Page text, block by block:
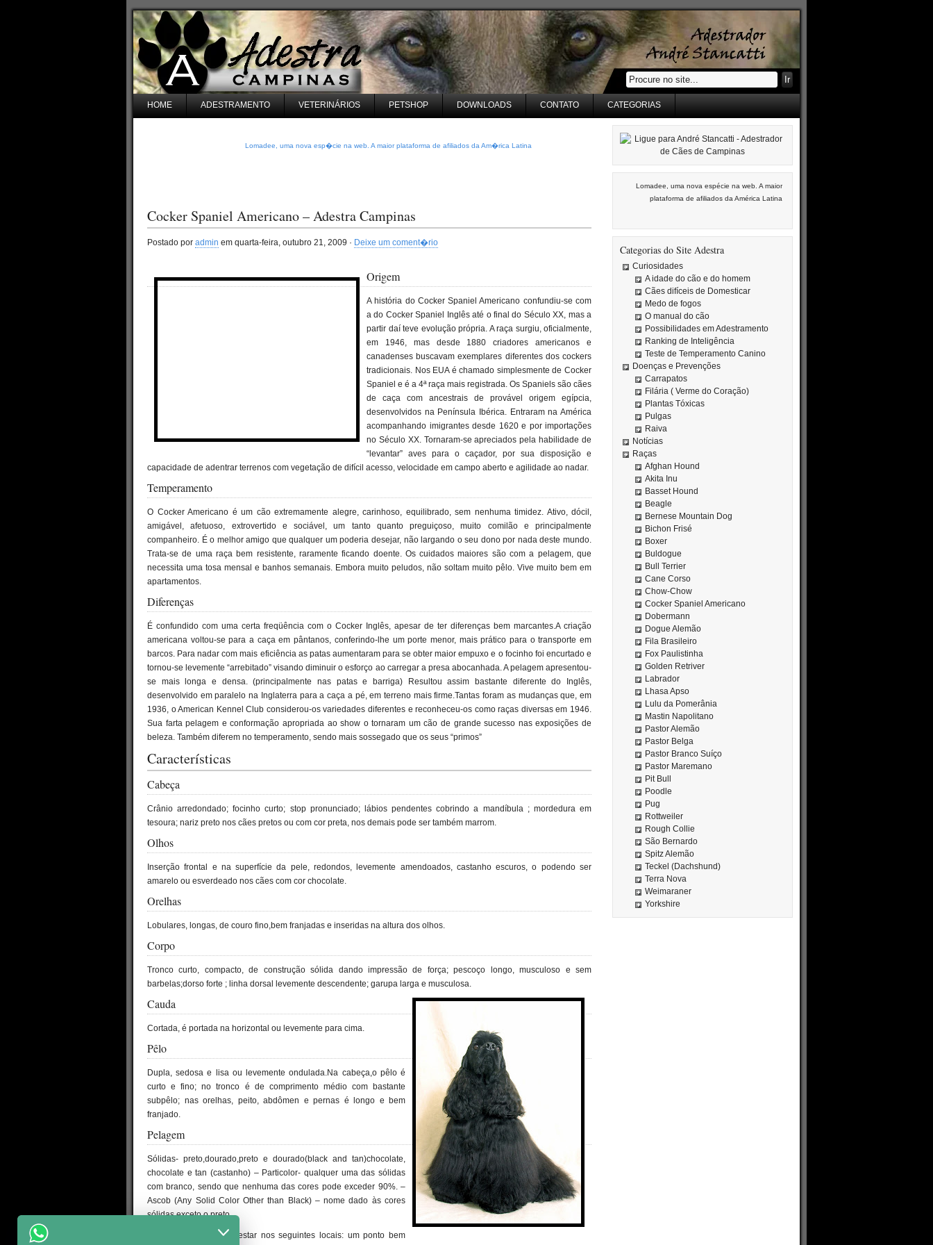
HOME ADESTRAMENTO VETERINÁRIOS PETSHOP DOWNLOADS CONTATO CATEGORIAS
Lomadee, uma nova esp�cie na web. A maior plataforma de afiliados da Am�rica Latina
Cocker Spaniel Americano – Adestra Campinas
Postado por admin em quarta-feira, outubro 21, 2009 · Deixe um coment�rio
Origem
A história do Cocker Spaniel Americano confundiu-se com
a do Cocker Spaniel Inglês até o final do Século XX, mas a
partir daí teve evolução própria. A raça surgiu, oficialmente,
em 1946, mas desde 1880 criadores americanos e
canadenses buscavam exemplares diferentes dos cockers
tradicionais. Nos EUA é chamado simplesmente de Cocker
Spaniel e é a 4ª raça mais registrada. Os Spaniels são cães
de caça com ancestrais de provável origem egípcia,
desenvolvidos na Península Ibérica. Entraram na América
acompanhando imigrantes desde 1620 e por importações
no Século XX. Tornaram-se apreciados pela habilidade de
“levantar” aves para o caçador, por sua disposição e
capacidade de adentrar terrenos com vegetação de difícil acesso, velocidade em campo aberto e agilidade ao nadar.
Temperamento
O Cocker Americano é um cão extremamente alegre, carinhoso, equilibrado, sem nenhuma timidez. Ativo, dócil,
amigável, afetuoso, extrovertido e sociável, um tanto quanto preguiçoso, muito comilão e principalmente
companheiro. É o melhor amigo que qualquer um poderia desejar, não largando o seu dono por nada deste mundo.
Trata-se de uma raça bem resistente, raramente ficando doente. Os cuidados maiores são com a pelagem, que
necessita uma tosa mensal e banhos semanais. Embora muito peludos, não soltam muito pêlo. Vive muito bem em
apartamentos.
Diferenças
É confundido com uma certa freqüência com o Cocker Inglês, apesar de ter diferenças bem marcantes.A criação
americana voltou-se para a caça em pântanos, conferindo-lhe um porte menor, mais prático para o transporte em
barcos. Para nadar com mais eficiência as patas aumentaram para se obter maior empuxo e o focinho foi encurtado e
tornou-se levemente “arrebitado” visando diminuir o esforço ao carregar a presa abocanhada. A pelagem apresentou-
se mais longa e densa. (principalmente nas patas e barriga) Resultou assim bastante diferente do Inglês,
desenvolvido em paralelo na Inglaterra para a caça a pé, em terreno mais firme.Tantas foram as mudanças que, em
1936, o American Kennel Club considerou-os variedades diferentes e reconheceu-os como raças diversas em 1946.
Sua farta pelagem e conformação apropriada ao show o tornaram um cão de grande sucesso nas exposições de
beleza. Também diferem no temperamento, sendo mais sossegado que os seus “primos”
Características
Cabeça
Crânio arredondado; focinho curto; stop pronunciado; lábios pendentes cobrindo a mandíbula ; mordedura em
tesoura; nariz preto nos cães pretos ou com cor preta, nos demais pode ser também marrom.
Olhos
Inserção frontal e na superfície da pele, redondos, levemente amendoados, castanho escuros, o podendo ser
amarelo ou esverdeado nos cães com cor chocolate.
Orelhas
Lobulares, longas, de couro fino,bem franjadas e inseridas na altura dos olhos.
Corpo
Tronco curto, compacto, de construção sólida dando impressão de força; pescoço longo, musculoso e sem
barbelas;dorso forte ; linha dorsal levemente descendente; garupa larga e musculosa.
Cauda
Cortada, é portada na horizontal ou levemente para cima.
Pêlo
Dupla, sedosa e lisa ou levemente ondulada.Na cabeça,o pêlo é
curto e fino; no tronco é de comprimento médio com bastante
subpêlo; nas orelhas, peito, abdômen e pernas é longo e bem
franjado.
Pelagem
Sólidas- preto,dourado,preto e dourado(black and tan)chocolate,
chocolate e tan (castanho) – Particolor- qualquer uma das sólidas
com branco, sendo que nenhuma das cores pode exceder 90%. –
Ascob (Any Solid Color Other than Black) – nome dado às cores
sólidas exceto o preto.
As marcas tan devem estar nos seguintes locais: um ponto bem
Lomadee, uma nova espécie na web. A maior
plataforma de afiliados da América Latina
Categorias do Site Adestra
Curiosidades
A idade do cão e do homem
Cães difíceis de Domesticar
Medo de fogos
O manual do cão
Possibilidades em Adestramento
Ranking de Inteligência
Teste de Temperamento Canino
Doenças e Prevenções
Carrapatos
Filária ( Verme do Coração)
Plantas Tóxicas
Pulgas
Raiva
Notícias
Raças
Afghan Hound
Akita Inu
Basset Hound
Beagle
Bernese Mountain Dog
Bichon Frisé
Boxer
Buldogue
Bull Terrier
Cane Corso
Chow-Chow
Cocker Spaniel Americano
Dobermann
Dogue Alemão
Fila Brasileiro
Fox Paulistinha
Golden Retriver
Labrador
Lhasa Apso
Lulu da Pomerânia
Mastin Napolitano
Pastor Alemão
Pastor Belga
Pastor Branco Suíço
Pastor Maremano
Pit Bull
Poodle
Pug
Rottweiler
Rough Collie
São Bernardo
Spitz Alemão
Teckel (Dachshund)
Terra Nova
Weimaraner
Yorkshire